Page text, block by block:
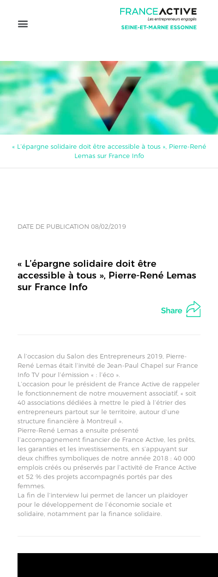
« L’épargne solidaire doit être accessible à tous », Pierre-René
Lemas sur France Info
DATE DE PUBLICATION 08/02/2019
« L’épargne solidaire doit être
accessible à tous », Pierre-René Lemas
sur France Info
A l’occasion du Salon des Entrepreneurs 2019, Pierre-
René Lemas était l’invité de Jean-Paul Chapel sur France
Info TV pour l’émission « : l’éco ».
L’occasion pour le président de France Active de rappeler
le fonctionnement de notre mouvement associatif, « soit
40 associations dédiées à mettre le pied à l’étrier des
entrepreneurs partout sur le territoire, autour d’une
structure financière à Montreuil ».
Pierre-René Lemas a ensuite présenté
l’accompagnement financier de France Active, les prêts,
les garanties et les investissements, en s’appuyant sur
deux chiffres symboliques de notre année 2018 : 40 000
emplois créés ou préservés par l’activité de France Active
et 52 % des projets accompagnés portés par des
femmes.
La fin de l’interview lui permet de lancer un plaidoyer
pour le développement de l’économie sociale et
solidaire, notamment par la finance solidaire.